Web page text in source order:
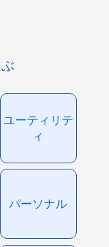
ユーティリテ
ィ
パーソナル